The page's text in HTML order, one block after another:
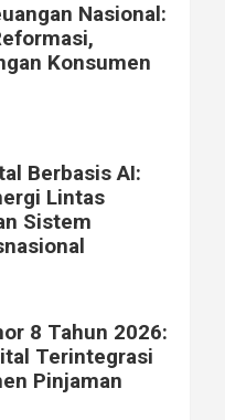
Nasional:
Konsumen
Berbasis AI:
Lintas
Sistem
8 Tahun 2026:
Terintegrasi
Pinjaman